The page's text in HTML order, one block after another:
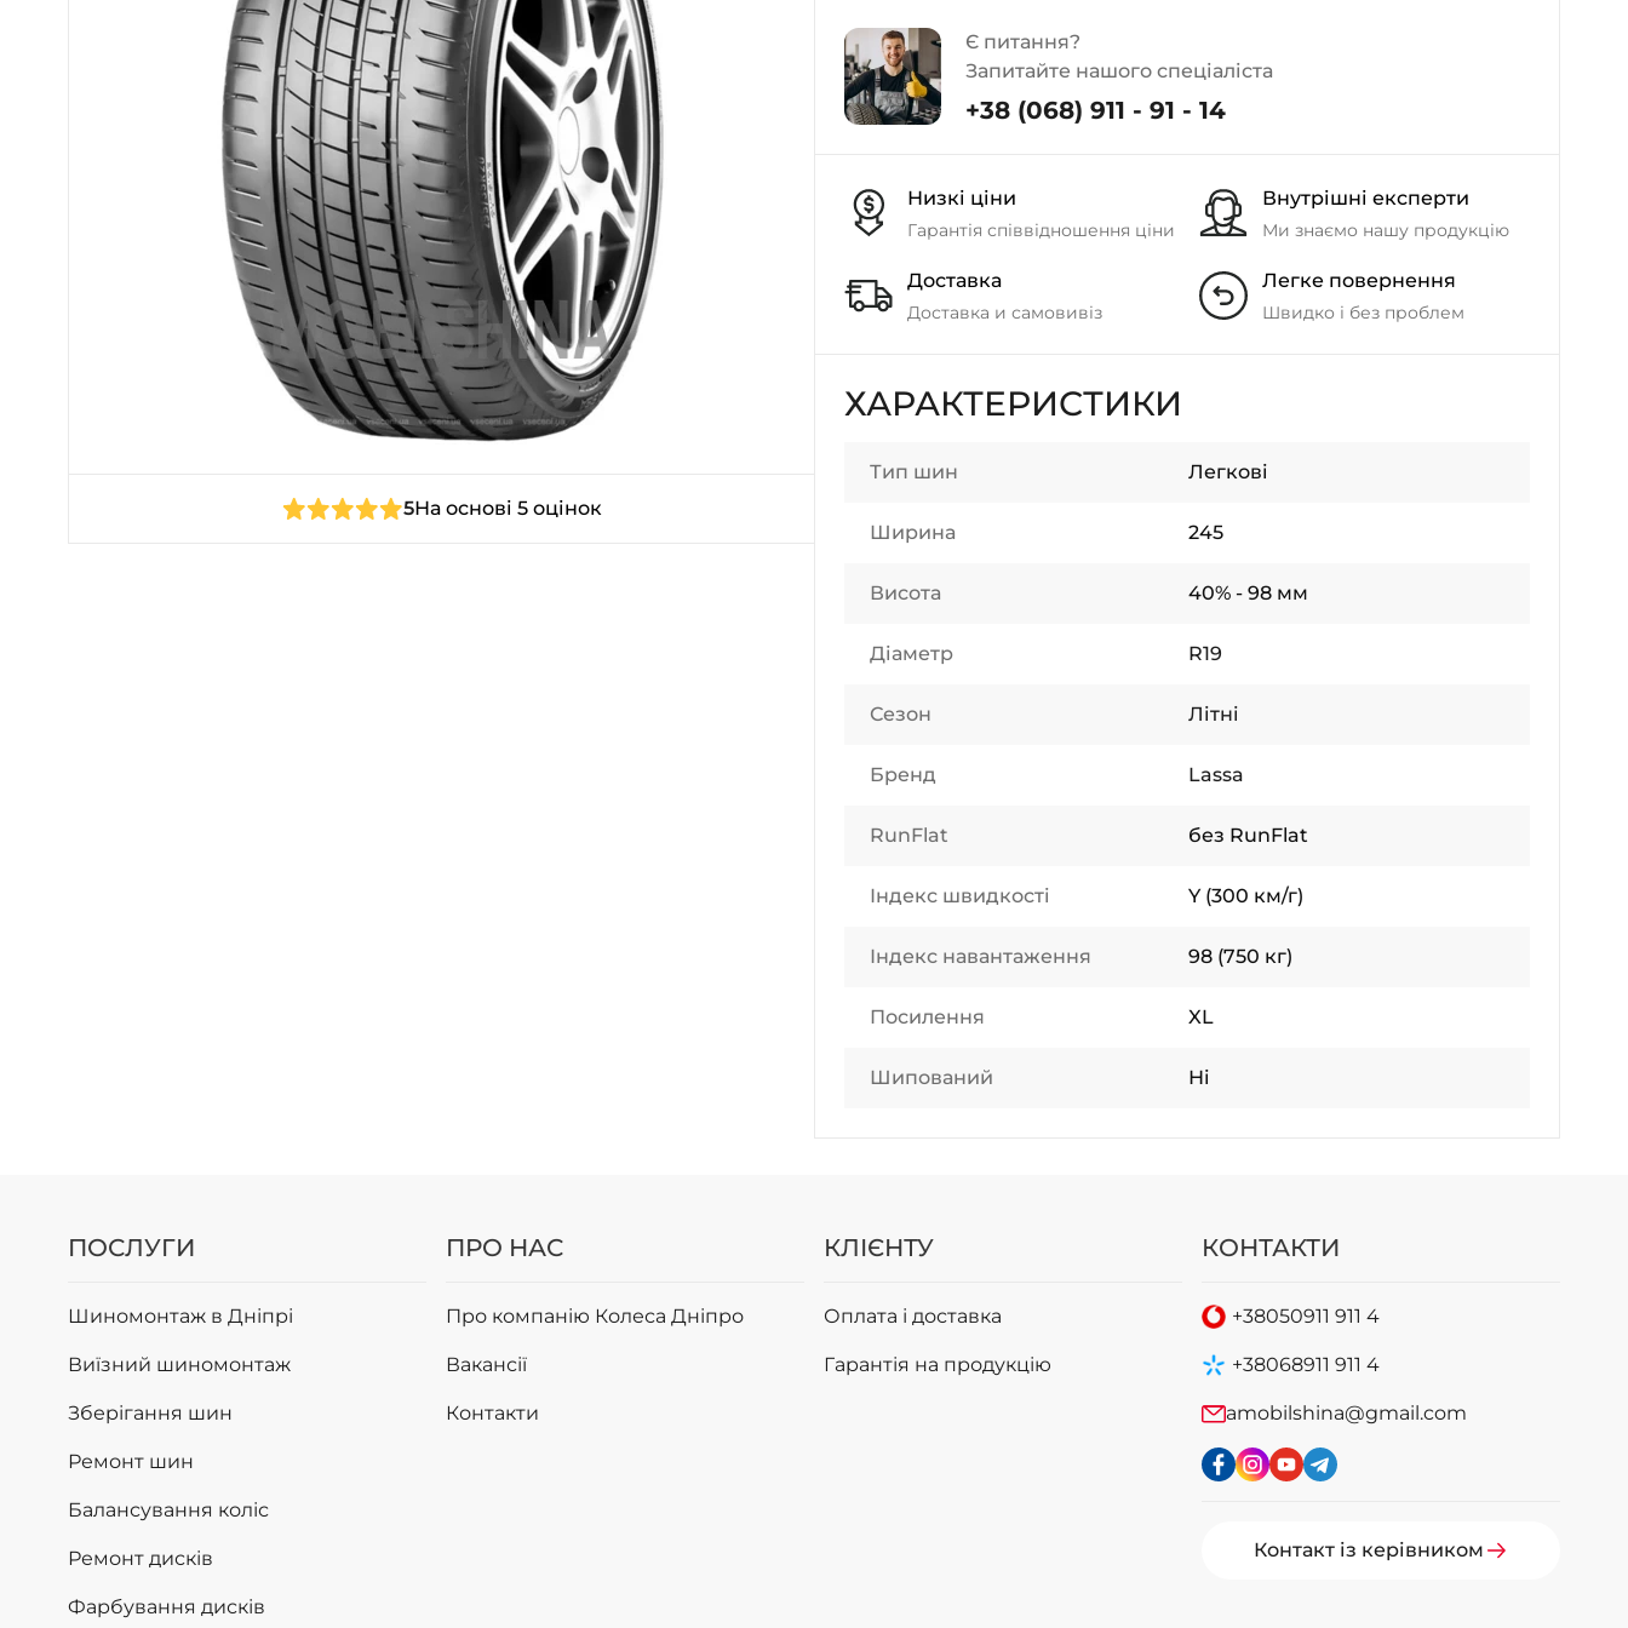
+38 (099)-643-33-77
- Тополь
- Калинова
5На основі 5 оцінок
Є питання?
Запитайте нашого спеціаліста
+38 (068) 911 - 91 - 14
Низкі ціни
Гарантія співвідношення ціни
Внутрішні експерти
Ми знаємо нашу продукцію
Доставка
Доставка и самовивіз
Легке повернення
Швидко і без проблем
ХАРАКТЕРИСТИКИ
Тип шин Легкові
Ширина 245
Висота 40% - 98 мм
Діаметр R19
Сезон Літні
Бренд Lassa
RunFlat без RunFlat
Індекс швидкості Y (300 км/г)
Індекс навантаження 98 (750 кг)
Посилення XL
Шипований Ні
ПОСЛУГИ
Шиномонтаж в Дніпрі
Виїзний шиномонтаж
Зберігання шин
Ремонт шин
Балансування коліс
Ремонт дисків
Фарбування дисків
ПРО НАС
Про компанію Колеса Дніпро
Вакансії
Контакти
КЛІЄНТУ
Оплата і доставка
Гарантія на продукцію
КОНТАКТИ
+38050911 911 4
+38068911 911 4
amobilshina@gmail.com
Контакт із керівником